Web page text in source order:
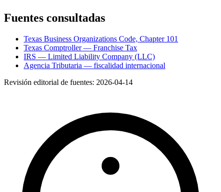
Fuentes consultadas
Texas Business Organizations Code, Chapter 101
Texas Comptroller — Franchise Tax
IRS — Limited Liability Company (LLC)
Agencia Tributaria — fiscalidad internacional
Revisión editorial de fuentes: 2026-04-14